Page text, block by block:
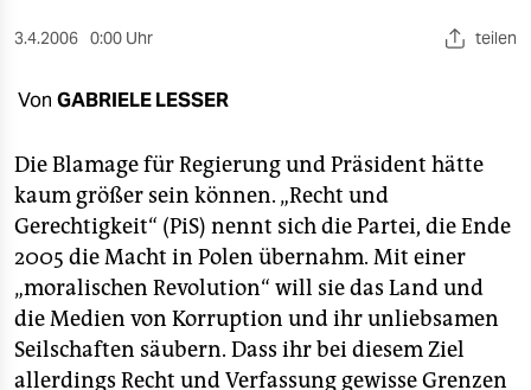
nord
wahrheit
verlag
verlag
veranstaltungen
shop
3.4.2006 0:00 Uhr teilen
Von GABRIELE LESSER
Die Blamage für Regierung und Präsident hätte
kaum größer sein können. „Recht und
Gerechtigkeit“ (PiS) nennt sich die Partei, die Ende
2005 die Macht in Polen übernahm. Mit einer
„moralischen Revolution“ will sie das Land und
die Medien von Korruption und ihr unliebsamen
Seilschaften säubern. Dass ihr bei diesem Ziel
allerdings Recht und Verfassung gewisse Grenzen